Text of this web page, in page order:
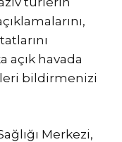
açık havada
bildirmenizi
Merkezi,